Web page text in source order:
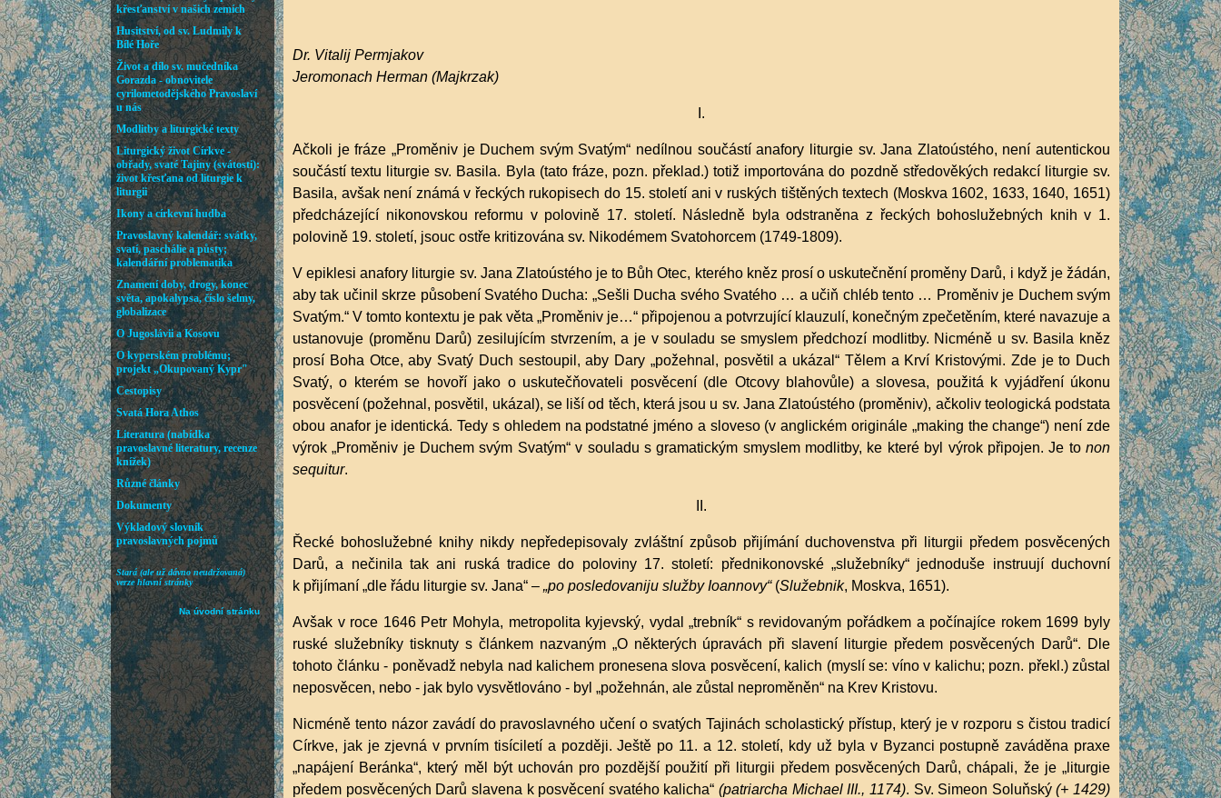
Dr. Vitalij Permjakov
Jeromonach Herman (Majkrzak)
I.
Ačkoli je fráze „Proměniv je Duchem svým Svatým“ nedílnou součástí anafory liturgie sv. Jana Zlatoústého, není autentickou
součástí textu liturgie sv. Basila. Byla (tato fráze, pozn. překlad.) totiž importována do pozdně středověkých redakcí liturgie sv.
Basila, avšak není známá v řeckých rukopisech do 15. století ani v ruských tištěných textech (Moskva 1602, 1633, 1640, 1651)
předcházející nikonovskou reformu v polovině 17. století. Následně byla odstraněna z řeckých bohoslužebných knih v 1.
polovině 19. století, jsouc ostře kritizována sv. Nikodémem Svatohorcem (1749-1809).
V epiklesi anafory liturgie sv. Jana Zlatoústého je to Bůh Otec, kterého kněz prosí o uskutečnění proměny Darů, i když je žádán,
aby tak učinil skrze působení Svatého Ducha: „Sešli Ducha svého Svatého … a učiň chléb tento … Proměniv je Duchem svým
Svatým.“ V tomto kontextu je pak věta „Proměniv je…“ připojenou a potvrzující klauzulí, konečným zpečetěním, které navazuje a
ustanovuje (proměnu Darů) zesilujícím stvrzením, a je v souladu se smyslem předchozí modlitby. Nicméně u sv. Basila kněz
prosí Boha Otce, aby Svatý Duch sestoupil, aby Dary „požehnal, posvětil a ukázal“ Tělem a Krví Kristovými. Zde je to Duch
Svatý, o kterém se hovoří jako o uskutečňovateli posvěcení (dle Otcovy blahovůle) a slovesa, použitá k vyjádření úkonu
posvěcení (požehnal, posvětil, ukázal), se liší od těch, která jsou u sv. Jana Zlatoústého (proměniv), ačkoliv teologická podstata
obou anafor je identická. Tedy s ohledem na podstatné jméno a sloveso (v anglickém originále „making the change“) není zde
výrok „Proměniv je Duchem svým Svatým“ v souladu s gramatickým smyslem modlitby, ke které byl výrok připojen. Je to non
sequitur.
II.
Řecké bohoslužebné knihy nikdy nepředepisovaly zvláštní způsob přijímání duchovenstva při liturgii předem posvěcených
Darů, a nečinila tak ani ruská tradice do poloviny 17. století: přednikonovské „služebníky“ jednoduše instruují duchovní
k přijímaní „dle řádu liturgie sv. Jana“ – „po posledovaniju služby Ioannovy“(Služebnik, Moskva, 1651).
Avšak v roce 1646 Petr Mohyla, metropolita kyjevský, vydal „trebník“ s revidovaným pořádkem a počínajíce rokem 1699 byly
ruské služebníky tisknuty s článkem nazvaným „O některých úpravách při slavení liturgie předem posvěcených Darů“. Dle
tohoto článku - poněvadž nebyla nad kalichem pronesena slova posvěcení, kalich (myslí se: víno v kalichu; pozn. překl.) zůstal
neposvěcen, nebo - jak bylo vysvětlováno - byl „požehnán, ale zůstal neproměněn“ na Krev Kristovu.
Nicméně tento názor zavádí do pravoslavného učení o svatých Tajinách scholastický přístup, který je v rozporu s čistou tradicí
Církve, jak je zjevná v prvním tisíciletí a později. Ještě po 11. a 12. století, kdy už byla v Byzanci postupně zaváděna praxe
„napájení Beránka“, který měl být uchován pro pozdější použití při liturgii předem posvěcených Darů, chápali, že je „liturgie
předem posvěcených Darů slavena k posvěcení svatého kalicha“ (patriarcha Michael III., 1174). Sv. Simeon Soluňský(+ 1429)